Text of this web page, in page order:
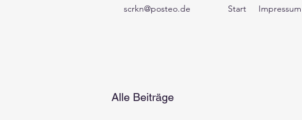
scrkn@posteo.de Start Impressum
Alle Beiträge